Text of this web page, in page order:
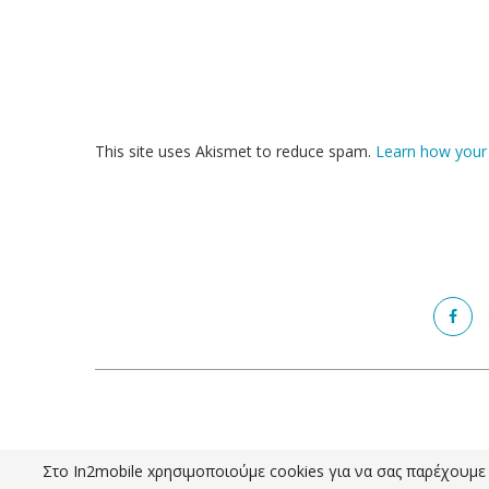
This site uses Akismet to reduce spam. Learn how
Στο In2mobile xρησιμοποιούμε cookies για να σας παρέχουμε